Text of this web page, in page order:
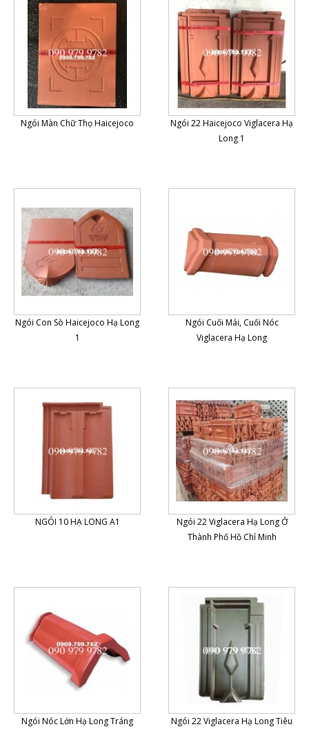
Ngói Màn Chữ Thọ Haicejoco
Ngói 22 Haicejoco Viglacera Hạ
Long 1
Ngói Con Sò Haicejoco Hạ Long
1
Ngói Cuối Mái, Cuối Nóc
Viglacera Hạ Long
NGÓI 10 HẠ LONG A1
Ngói 22 Viglacera Hạ Long Ở
Thành Phố Hồ Chí Minh
Ngói Nóc Lớn Hạ Long Tráng
Ngói 22 Viglacera Hạ Long Tiêu